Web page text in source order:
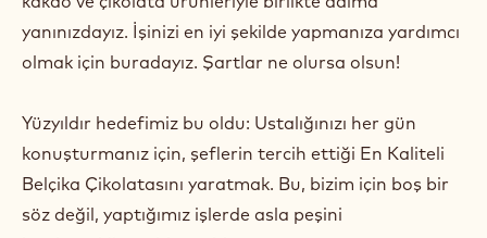
CRAFT AT YOUR BEST
Hiçbir usta, şef bir diğerine benzemez. Aynısı
işletmeler için de geçerlidir. Üstelik her yeni gün
beraberinde aşılacak yeni zorluklar getirir. Ama
bunlar ne olursa olsun bizimle birlikte aşabilirsiniz.